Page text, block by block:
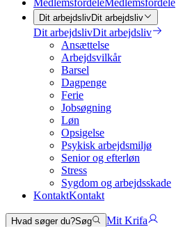
MedlemsfordeleMedlemsfordele
Dit arbejdslivDit arbejdsliv
Dit arbejdslivDit arbejdsliv
Ansættelse
Arbejdsvilkår
Barsel
Dagpenge
Ferie
Jobsøgning
Løn
Opsigelse
Psykisk arbejdsmiljø
Senior og efterløn
Stress
Sygdom og arbejdsskade
KontaktKontakt
Hvad søger du?Søg
Mit Krifa